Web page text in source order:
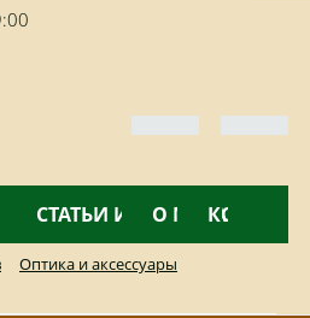
НОВОСТИ
СТАТЬИ И ОБЗОРЫ
О МАГАЗИНЕ
Оптика и аксессуары